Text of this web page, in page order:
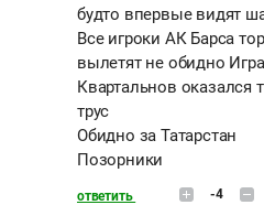
будто впервые видят
Все игроки АК Барса
вылетят не обидно
Квартальнов оказался
трус
Обидно за Татарстан
Позорники
ответить -4